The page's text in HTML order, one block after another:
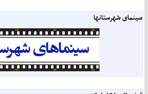
سینمای شهرستانها